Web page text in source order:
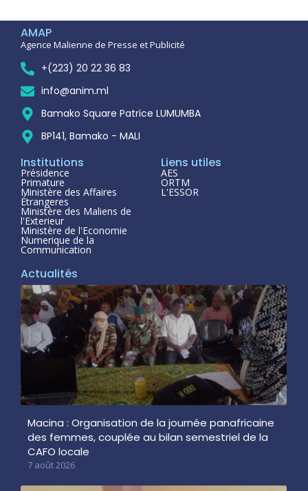
AMAP
Agence Malienne de Presse et Publicité
+(223) 20 22 36 83
info@anim.ml
Bamako Square Patrice LUMUMBA
BP141, Bamako - MALI
Institutions
Présidence
Primature
Ministère des Affaires
Étrangeres
Ministère des Maliens de
l'Exterieur
Ministère de l'Economie
Numerique de la
Communication
Liens utiles
AES
ORTM
L'ESSOR
Actualités
Macina : Organisation de la journée panafricaine
des femmes, couplée au bilan semestriel de la
CAFO locale
7 août 2026